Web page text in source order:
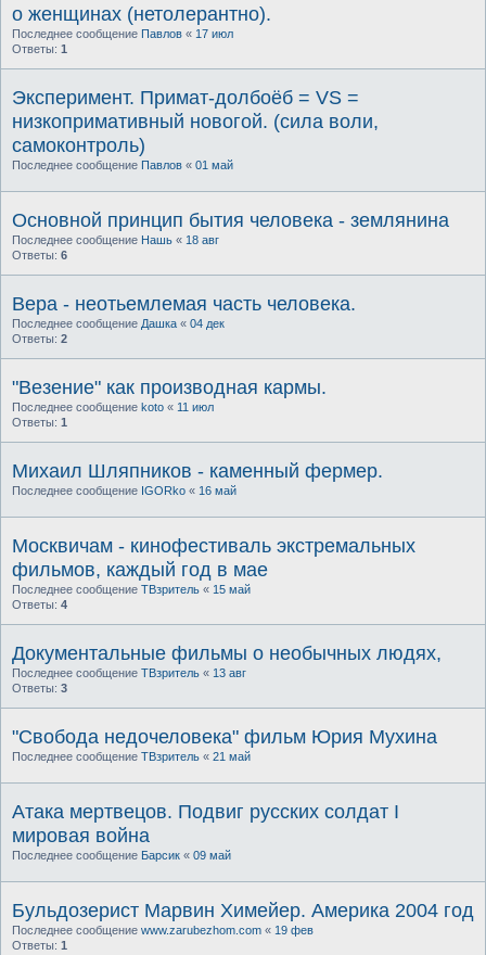
о женщинах (нетолерантно).
Последнее сообщение Павлов « 17 июл
Ответы: 1
Эксперимент. Примат-долбоёб = VS =
низкопримативный новогой. (сила воли,
самоконтроль)
Последнее сообщение Павлов « 01 май
Основной принцип бытия человека - землянина
Последнее сообщение Нашь « 18 авг
Ответы: 6
Вера - неотьемлемая часть человека.
Последнее сообщение Дашка « 04 дек
Ответы: 2
"Везение" как производная кармы.
Последнее сообщение koto « 11 июл
Ответы: 1
Михаил Шляпников - каменный фермер.
Последнее сообщение IGORko « 16 май
Москвичам - кинофестиваль экстремальных
фильмов, каждый год в мае
Последнее сообщение ТВзритель « 15 май
Ответы: 4
Документальные фильмы о необычных людях,
Последнее сообщение ТВзритель « 13 авг
Ответы: 3
"Свобода недочеловека" фильм Юрия Мухина
Последнее сообщение ТВзритель « 21 май
Атака мертвецов. Подвиг русских солдат I
мировая война
Последнее сообщение Барсик « 09 май
Бульдозерист Марвин Химейер. Америка 2004 год
Последнее сообщение www.zarubezhom.com « 19 фев
Ответы: 1